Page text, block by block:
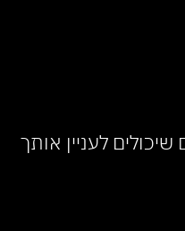
שיכולים לעניין אותך